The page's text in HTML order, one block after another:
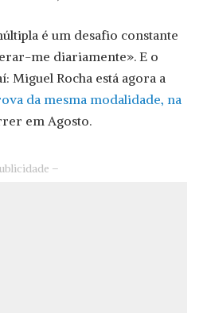
é um desafio constante
me diariamente». E o
Miguel Rocha está agora a
da mesma modalidade, na
em Agosto.
–